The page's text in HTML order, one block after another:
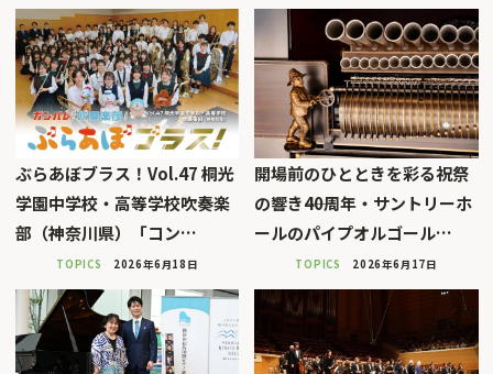
ぶらあぼブラス！Vol.47 桐光
学園中学校・高等学校吹奏楽
部（神奈川県）「コン…
TOPICS 2026年6月18日
開場前のひとときを彩る祝祭
の響き――40周年・サントリーホ
ールのパイプオルゴール…
TOPICS 2026年6月17日